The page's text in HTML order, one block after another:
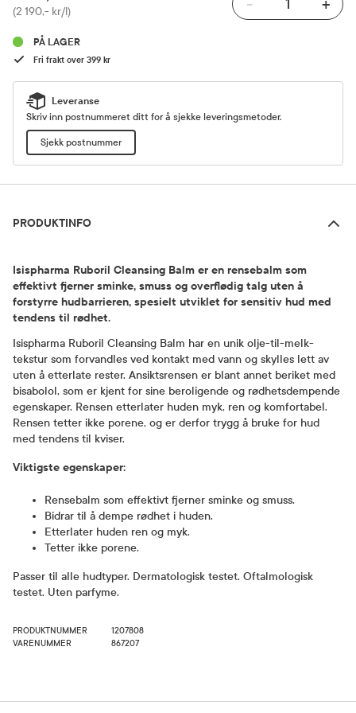
Pris
(2 190,- kr/l) - +
PÅ LAGER
Fri frakt over 399 kr
Leveranse
Skriv inn postnummeret ditt for å sjekke leveringsmetoder.
Sjekk postnummer
PRODUKTINFO
Isispharma Ruboril Cleansing Balm er en rensebalm som
effektivt fjerner sminke, smuss og overflødig talg uten å
forstyrre hudbarrieren, spesielt utviklet for sensitiv hud med
tendens til rødhet.
Isispharma Ruboril Cleansing Balm har en unik olje-til-melk-
tekstur som forvandles ved kontakt med vann og skylles lett av
uten å etterlate rester. Ansiktsrensen er blant annet beriket med
bisabolol, som er kjent for sine beroligende og rødhetsdempende
egenskaper. Rensen etterlater huden myk, ren og komfortabel.
Rensen tetter ikke porene, og er derfor trygg å bruke for hud
med tendens til kviser.
Viktigste egenskaper:
Rensebalm som effektivt fjerner sminke og smuss.
Bidrar til å dempe rødhet i huden.
Etterlater huden ren og myk.
Tetter ikke porene.
Passer til alle hudtyper. Dermatologisk testet. Oftalmologisk
testet. Uten parfyme.
PRODUKTNUMMER
1207808
VARENUMMER
867207